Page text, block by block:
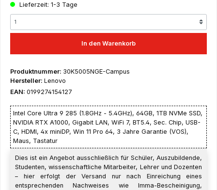
Lieferzeit: 1-3 Tage
In den Warenkorb
Produktnummer: 30K5005NGE-Campus
Hersteller: Lenovo
EAN: 0199274154127
Intel Core Ultra 9 285 (1.8GHz - 5.4GHz), 64GB, 1TB NVMe SSD,
NVIDIA RTX A1000, Gigabit LAN, WiFi 7, BT5.4, Sec. Chip, USB-
C, HDMI, 4x miniDP, Win 11 Pro 64, 3 Jahre Garantie (VOS),
Maus, Tastatur
Dies ist ein Angebot ausschließlich für Schüler, Auszubildende,
Studenten, wissenschaftliche Mitarbeiter, Lehrer und Dozenten
– hier erfolgt der Versand nur nach Einreichung eines
entsprechenden Nachweises wie Imma-Bescheinigung,